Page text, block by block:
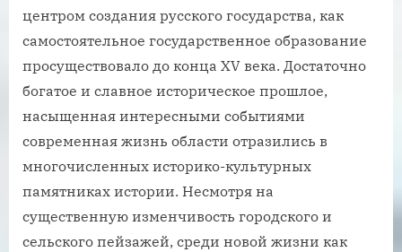
центром создания русского государства, как
самостоятельное государственное образование
просуществовало до конца XV века. Достаточно
богатое и славное историческое прошлое,
насыщенная интересными событиями
современная жизнь области отразились в
многочисленных историко-культурных
памятниках истории. Несмотря на
существенную изменчивость городского и
сельского пейзажей, среди новой жизни как